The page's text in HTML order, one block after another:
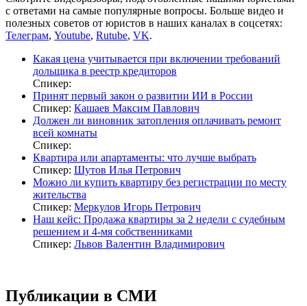
с ответами на самые популярные вопросы. Больше видео и
полезных советов от юристов в наших каналах в соцсетях:
Телеграм, Youtube, Rutube, VK.
Какая цена учитывается при включении требований
дольщика в реестр кредиторов
Спикер:
Принят первый закон о развитии ИИ в России
Спикер: Кашаев Максим Павлович
Должен ли виновник затопления оплачивать ремонт
всей комнаты
Спикер:
Квартира или апартаменты: что лучше выбрать
Спикер: Шутов Илья Петрович
Можно ли купить квартиру без регистрации по месту
жительства
Спикер: Меркулов Игорь Петрович
Наш кейс: Продажа квартиры за 2 недели с судебным
решением и 4-мя собственниками
Спикер: Львов Валентин Владимирович
Публикации в СМИ